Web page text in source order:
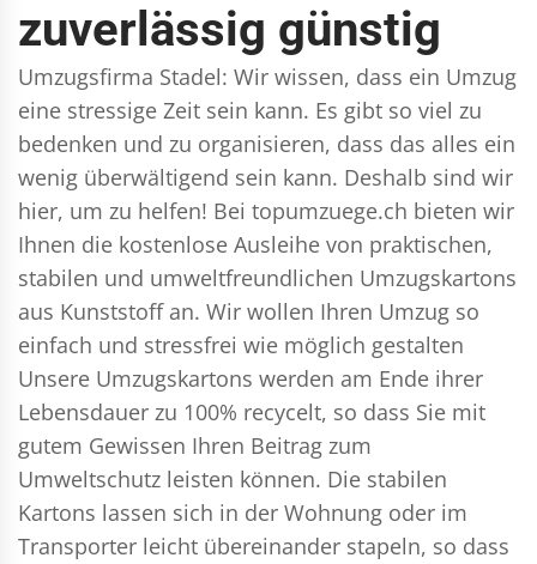
zuverlässig günstig
Umzugsfirma Stadel: Wir wissen, dass ein Umzug
eine stressige Zeit sein kann. Es gibt so viel zu
bedenken und zu organisieren, dass das alles ein
wenig überwältigend sein kann. Deshalb sind wir
hier, um zu helfen! Bei topumzuege.ch bieten wir
Ihnen die kostenlose Ausleihe von praktischen,
stabilen und umweltfreundlichen Umzugskartons
aus Kunststoff an. Wir wollen Ihren Umzug so
einfach und stressfrei wie möglich gestalten
Unsere Umzugskartons werden am Ende ihrer
Lebensdauer zu 100% recycelt, so dass Sie mit
gutem Gewissen Ihren Beitrag zum
Umweltschutz leisten können. Die stabilen
Kartons lassen sich in der Wohnung oder im
Transporter leicht übereinander stapeln, so dass